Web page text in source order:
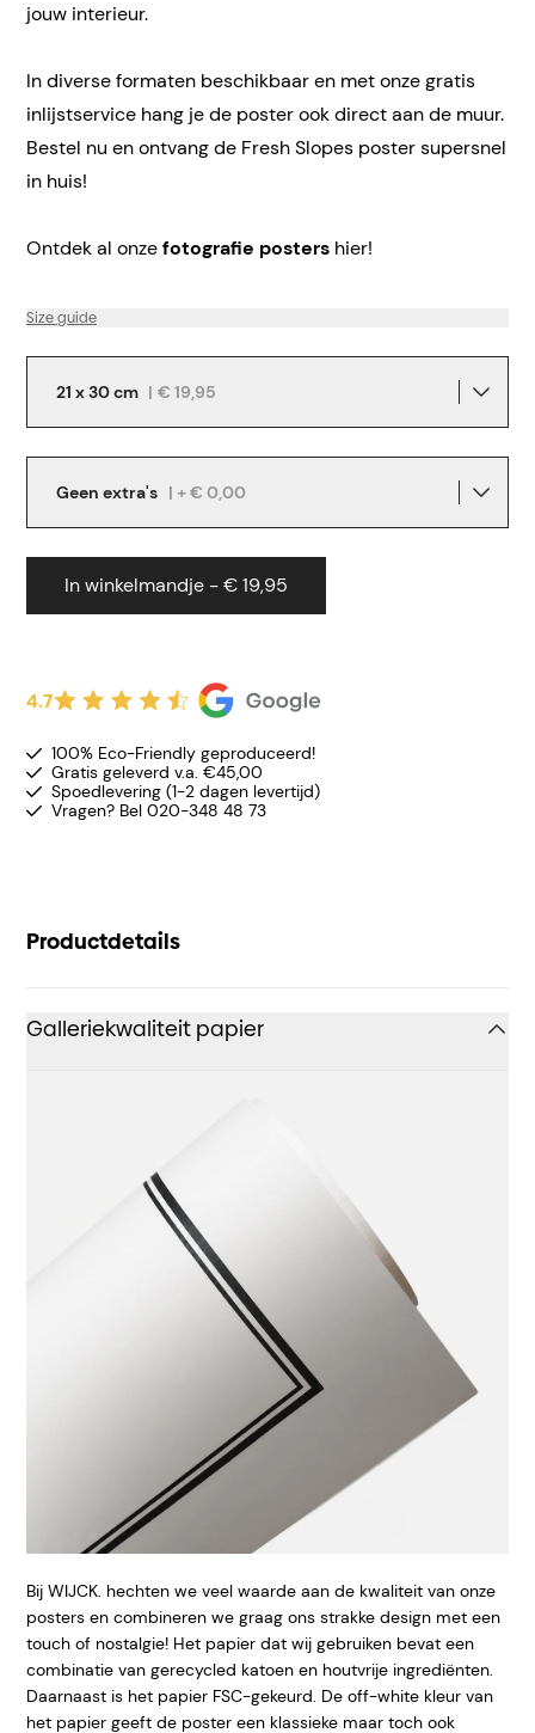
jouw interieur.
In diverse formaten beschikbaar en met onze gratis
inlijstservice hang je de poster ook direct aan de muur.
Bestel nu en ontvang de Fresh Slopes poster supersnel
in huis!
Ontdek al onzefotografie posters hier!
Size guide
21 x 30 cm | € 19,95
Geen extra's | + € 0,00
In winkelmandje - € 19,95
4.7
100% Eco-Friendly geproduceerd!
Gratis geleverd v.a. €45,00
Spoedlevering (1-2 dagen levertijd)
Vragen? Bel 020-348 48 73
Productdetails
Galleriekwaliteit papier
Bij WIJCK. hechten we veel waarde aan de kwaliteit van onze
posters en combineren we graag ons strakke design met een
touch of nostalgie! Het papier dat wij gebruiken bevat een
combinatie van gerecycled katoen en houtvrije ingrediënten.
Daarnaast is het papier FSC-gekeurd. De off-white kleur van
het papier geeft de poster een klassieke maar toch ook